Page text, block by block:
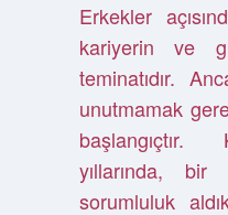
Erkekler
kariyerin ve
teminatıdır.
unutmamak
yıllarında,
sorumluluk